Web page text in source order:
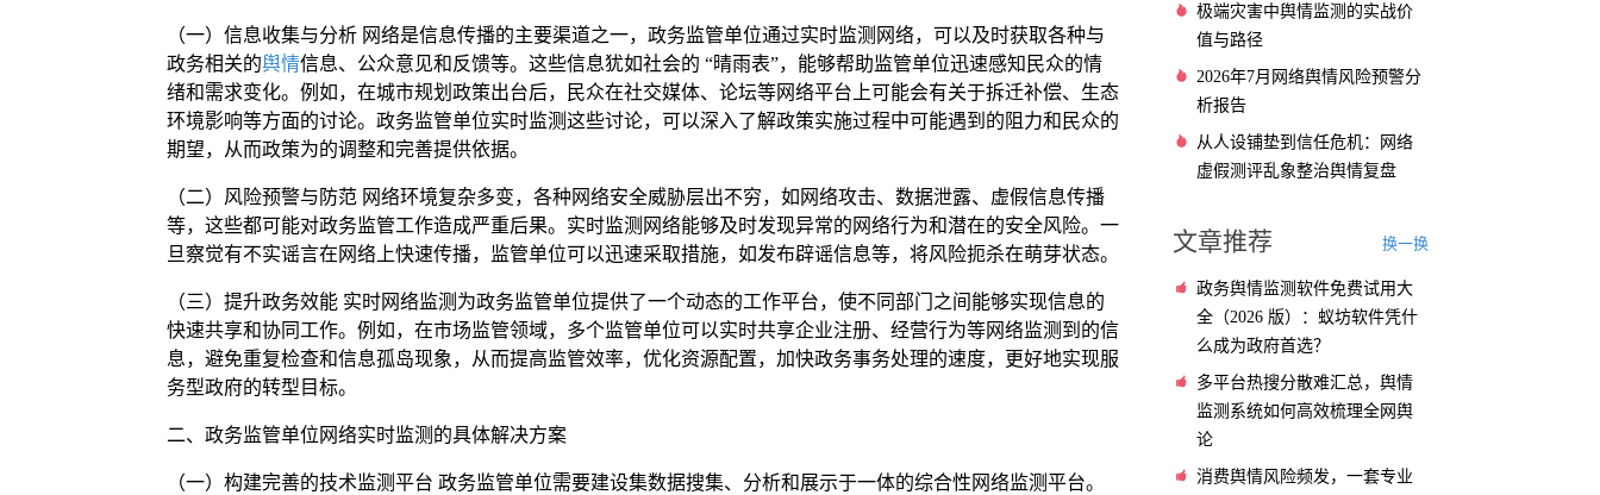
（一）信息收集与分析 网络是信息传播的主要渠道之一，政务监管单位通过实时监测网络，可以及时获取各种与
政务相关的舆情信息、公众意见和反馈等。这些信息犹如社会的 “晴雨表”，能够帮助监管单位迅速感知民众的情
绪和需求变化。例如，在城市规划政策出台后，民众在社交媒体、论坛等网络平台上可能会有关于拆迁补偿、生态
环境影响等方面的讨论。政务监管单位实时监测这些讨论，可以深入了解政策实施过程中可能遇到的阻力和民众的
期望，从而政策为的调整和完善提供依据。
（二）风险预警与防范 网络环境复杂多变，各种网络安全威胁层出不穷，如网络攻击、数据泄露、虚假信息传播
等，这些都可能对政务监管工作造成严重后果。实时监测网络能够及时发现异常的网络行为和潜在的安全风险。一
旦察觉有不实谣言在网络上快速传播，监管单位可以迅速采取措施，如发布辟谣信息等，将风险扼杀在萌芽状态。
（三）提升政务效能 实时网络监测为政务监管单位提供了一个动态的工作平台，使不同部门之间能够实现信息的
快速共享和协同工作。例如，在市场监管领域，多个监管单位可以实时共享企业注册、经营行为等网络监测到的信
息，避免重复检查和信息孤岛现象，从而提高监管效率，优化资源配置，加快政务事务处理的速度，更好地实现服
务型政府的转型目标。
二、政务监管单位网络实时监测的具体解决方案
（一）构建完善的技术监测平台 政务监管单位需要建设集数据搜集、分析和展示于一体的综合性网络监测平台。
极端灾害中舆情监测的实战价
值与路径
2026年7月网络舆情风险预警分
析报告
从人设铺垫到信任危机：网络
虚假测评乱象整治舆情复盘
文章推荐 换一换
政务舆情监测软件免费试用大
全（2026 版）：蚁坊软件凭什
么成为政府首选？
多平台热搜分散难汇总，舆情
监测系统如何高效梳理全网舆
论
消费舆情风险频发，一套专业